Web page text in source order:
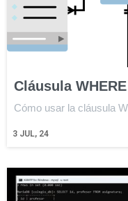
Cláusula
3 JUL, 24
Cómo usar la cláusula